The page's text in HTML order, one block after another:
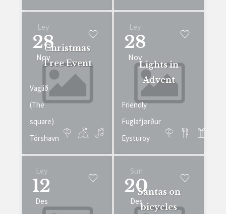
Ley
28
Nov
Christmas
Tree Event
Vaglið
(The
square)
Tórshavn
Ley
28
Nov
Lights in
Advent
Friendly
Fuglafjørður
Eysturoy
Ley
12
Des
Sun
20
Des
Santas on
bicycles